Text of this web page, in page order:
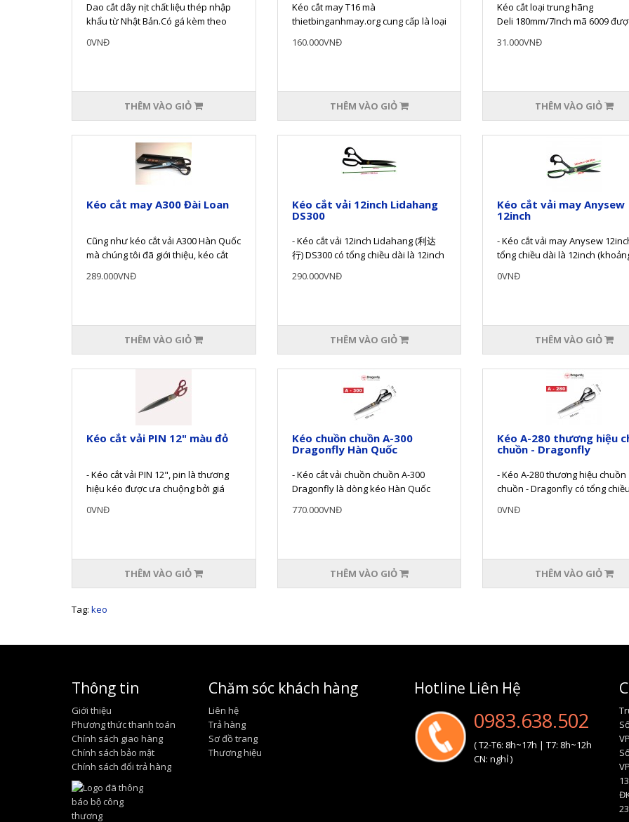
Dao cắt dây nịt chất liệu thép nhập
khẩu từ Nhật Bản.Có gá kèm theo
0VNĐ
THÊM VÀO GIỎ
Kéo cắt may T16 mà
thietbinganhmay.org cung cấp là loại
ngành m..
160.000VNĐ
THÊM VÀO GIỎ
Kéo cắt loại trung hãng
Deli 180mm/7Inch mã 6009
với..
31.000VNĐ
THÊM VÀO GIỎ
Kéo cắt may A300 Đài Loan
Cũng như kéo cắt vải A300 Hàn Quốc
mà chúng tôi đã giới thiệu, kéo cắt
289.000VNĐ
THÊM VÀO GIỎ
Kéo cắt vải 12inch Lidahang
DS300
- Kéo cắt vải 12inch Lidahang (利达
行) DS300 có tổng chiều dài là 12inch
290.000VNĐ
THÊM VÀO GIỎ
Kéo cắt vải may Anysew
12inch
- Kéo cắt vải may Anysew
tổng chiều dài là 12inch
0VNĐ
THÊM VÀO GIỎ
Kéo cắt vải PIN 12" màu đỏ
- Kéo cắt vải PIN 12", pin là thương
hiệu kéo được ưa chuộng bởi giá
0VNĐ
THÊM VÀO GIỎ
Kéo chuồn chuồn A-300
Dragonfly Hàn Quốc
- Kéo cắt vải chuồn chuồn A-300
Dragonfly là dòng kéo Hàn Quốc
12 ..
770.000VNĐ
THÊM VÀO GIỎ
Kéo A-280 thương hiệu
chuồn - Dragonfly
- Kéo A-280 thương hiệu chuồn
chuồn - Dragonfly có tổng
0VNĐ
THÊM VÀO GIỎ
Tag: keo
Thông tin
Giới thiệu
Phương thức thanh toán
Chính sách giao hàng
Chính sách bảo mật
Chính sách đổi trả hàng
Chăm sóc khách hàng
Liên hệ
Trả hàng
Sơ đồ trang
Thương hiệu
Hotline Liên Hệ
0983.638.502
( T2-T6: 8h~17h | T7: 8h~12h
CN: nghỉ )